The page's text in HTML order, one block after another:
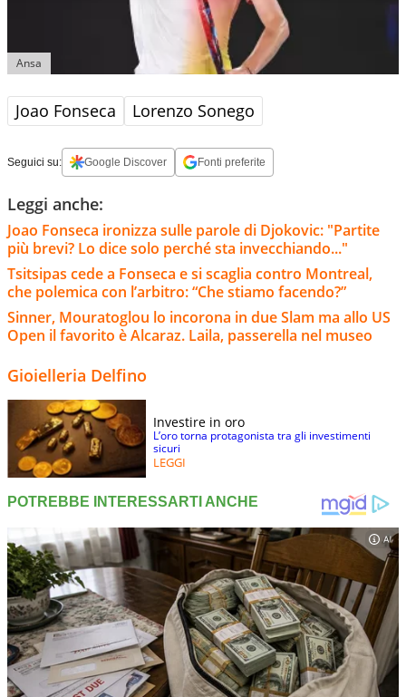
Ansa
Joao Fonseca Lorenzo Sonego
Seguici su: Google Discover Fonti preferite
Leggi anche:
Joao Fonseca ironizza sulle parole di Djokovic: "Partite
più brevi? Lo dice solo perché sta invecchiando..."
Tsitsipas cede a Fonseca e si scaglia contro Montreal,
che polemica con l’arbitro: “Che stiamo facendo?”
Sinner, Mouratoglou lo incorona in due Slam ma allo US
Open il favorito è Alcaraz. Laila, passerella nel museo
Gioielleria Delfino
Investire in oro
L’oro torna protagonista tra gli investimenti
sicuri
LEGGI